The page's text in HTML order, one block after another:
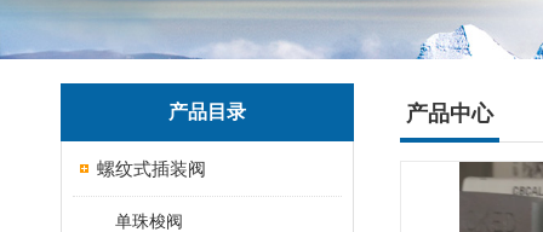
产品目录
螺纹式插装阀
单珠梭阀
产品中心